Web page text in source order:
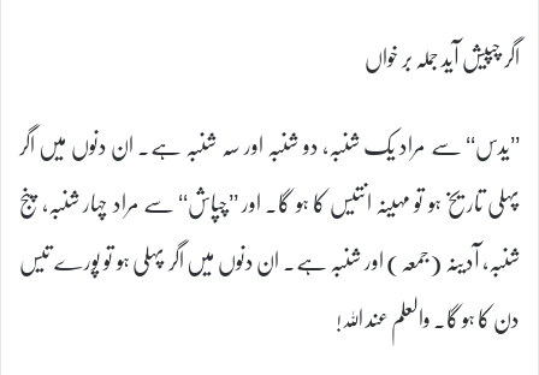
اگر چپیش آید جملہ بر خواں
’’یدس‘‘ سے مراد یک شنبہ، دو شنبہ اور سہ شنبہ ہے۔ ان دنوں میں اگر
پہلی تاریخ ہو تو مہینہ انتیس کا ہو گا۔ اور ’’چپاش‘‘ سے مراد چہار شنبہ، پنج
شنبہ، آدینہ (جمعہ) اور شنبہ ہے۔ ان دنوں میں اگر پہلی ہو تو پورے تیس
دن کا ہو گا۔ والعلم عند اللہ!